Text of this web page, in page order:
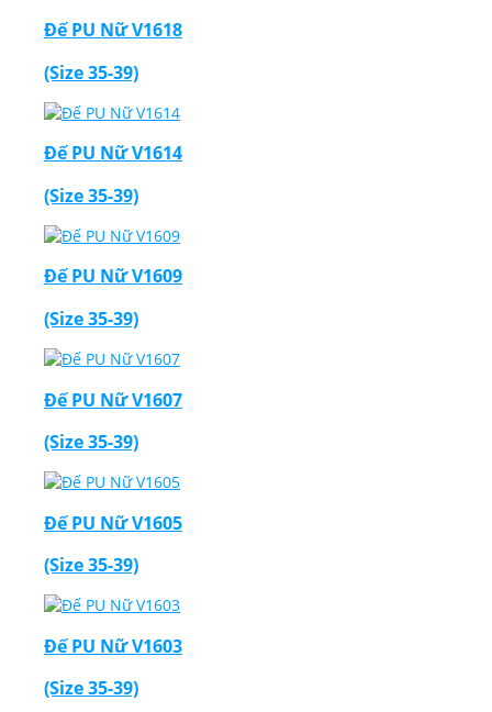
Đế PU Nữ V1618
(Size 35-39)
Đế PU Nữ V1614
(Size 35-39)
Đế PU Nữ V1609
(Size 35-39)
Đế PU Nữ V1607
(Size 35-39)
Đế PU Nữ V1605
(Size 35-39)
Đế PU Nữ V1603
(Size 35-39)